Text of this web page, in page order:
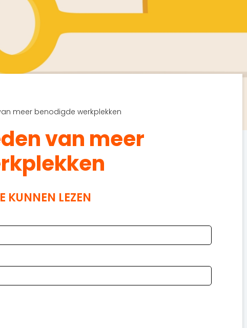
meer benodigde werkplekken
van meer
KUNNEN LEZEN